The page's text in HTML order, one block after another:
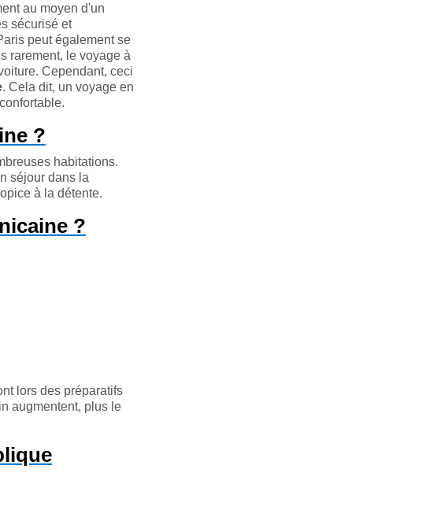
au moyen d'un
sécurisé et
peut également se
rarement, le voyage à
Cependant, ceci
. Cela dit, un voyage en
?
habitations.
séjour dans la
à la détente.
?
lors des préparatifs
augmentent, plus le